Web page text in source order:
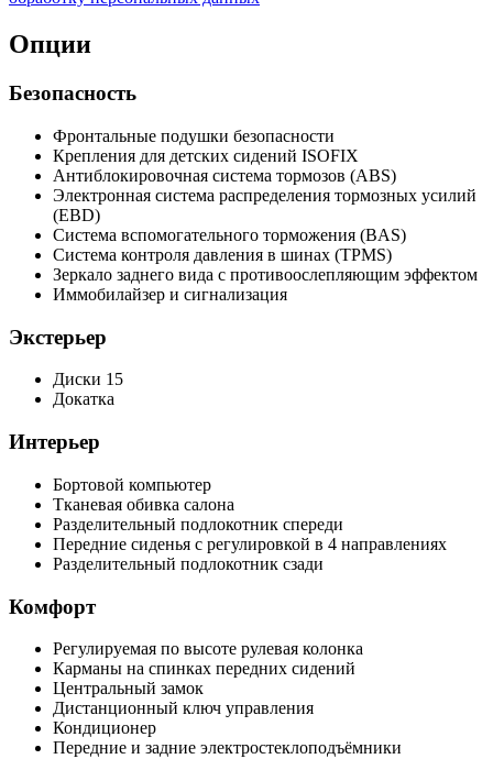
Опции
Безопасность
Фронтальные подушки безопасности
Крепления для детских сидений ISOFIX
Антиблокировочная система тормозов (ABS)
Электронная система распределения тормозных усилий
(EBD)
Система вспомогательного торможения (BAS)
Система контроля давления в шинах (TPMS)
Зеркало заднего вида с противоослепляющим эффектом
Иммобилайзер и сигнализация
Экстерьер
Диски 15
Докатка
Интерьер
Бортовой компьютер
Тканевая обивка салона
Разделительный подлокотник спереди
Передние сиденья с регулировкой в 4 направлениях
Разделительный подлокотник сзади
Комфорт
Регулируемая по высоте рулевая колонка
Карманы на спинках передних сидений
Центральный замок
Дистанционный ключ управления
Кондиционер
Передние и задние электростеклоподъёмники